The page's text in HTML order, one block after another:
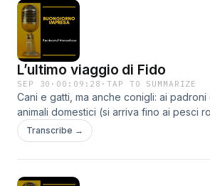
Podcast a cura di Silvia Giovannini e Lisa
L’ultimo viaggio di Fido
SEP 30 · 00:09:28 ·TAP TO SUMMARIZE
Cani e gatti, ma anche conigli: ai padroni
animali domestici (si arriva fino ai pesci
servizio pensato dall’azienda di
salutare e ricordare gli amici a quattro
Transcribe →